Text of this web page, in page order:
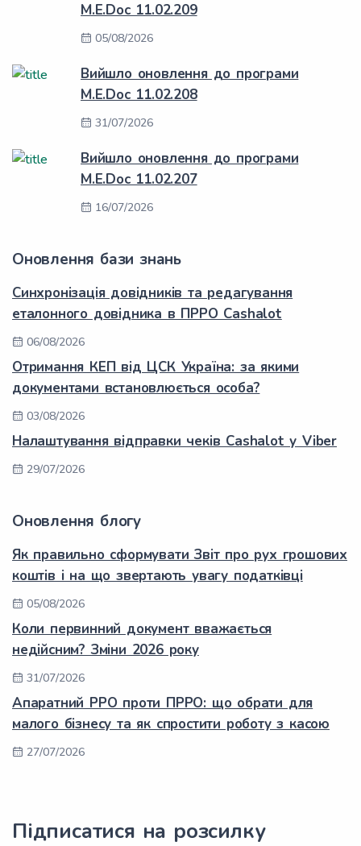
M.E.Doc 11.02.209
05/08/2026
Вийшло оновлення до програми
M.E.Doc 11.02.208
31/07/2026
Вийшло оновлення до програми
M.E.Doc 11.02.207
16/07/2026
Оновлення бази знань
Синхронізація довідників та редагування
еталонного довідника в ПРРО Cashalot
06/08/2026
Отримання КЕП від ЦСК Україна: за якими
документами встановлюється особа?
03/08/2026
Налаштування відправки чеків Cashalot у Viber
29/07/2026
Оновлення блогу
Як правильно сформувати Звіт про рух грошових
коштів і на що звертають увагу податківці
05/08/2026
Коли первинний документ вважається
недійсним? Зміни 2026 року
31/07/2026
Апаратний РРО проти ПРРО: що обрати для
малого бізнесу та як спростити роботу з касою
27/07/2026
Підписатися на розсилку